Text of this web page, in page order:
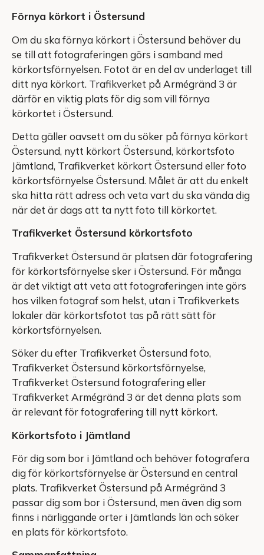
Förnya körkort i Östersund
Om du ska förnya körkort i Östersund behöver du
se till att fotograferingen görs i samband med
körkortsförnyelsen. Fotot är en del av underlaget till
ditt nya körkort. Trafikverket på Armégränd 3 är
därför en viktig plats för dig som vill förnya
körkortet i Östersund.
Detta gäller oavsett om du söker på förnya körkort
Östersund, nytt körkort Östersund, körkortsfoto
Jämtland, Trafikverket körkort Östersund eller foto
körkortsförnyelse Östersund. Målet är att du enkelt
ska hitta rätt adress och veta vart du ska vända dig
när det är dags att ta nytt foto till körkortet.
Trafikverket Östersund körkortsfoto
Trafikverket Östersund är platsen där fotografering
för körkortsförnyelse sker i Östersund. För många
är det viktigt att veta att fotograferingen inte görs
hos vilken fotograf som helst, utan i Trafikverkets
lokaler där körkortsfotot tas på rätt sätt för
körkortsförnyelsen.
Söker du efter Trafikverket Östersund foto,
Trafikverket Östersund körkortsförnyelse,
Trafikverket Östersund fotografering eller
Trafikverket Armégränd 3 är det denna plats som
är relevant för fotografering till nytt körkort.
Körkortsfoto i Jämtland
För dig som bor i Jämtland och behöver fotografera
dig för körkortsförnyelse är Östersund en central
plats. Trafikverket Östersund på Armégränd 3
passar dig som bor i Östersund, men även dig som
finns i närliggande orter i Jämtlands län och söker
en plats för körkortsfoto.